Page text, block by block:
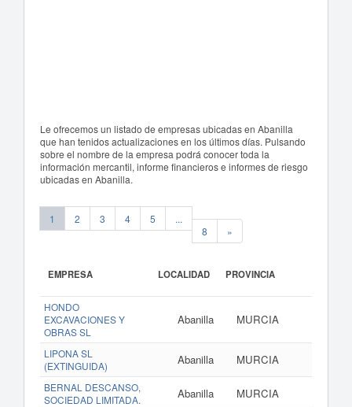
Le ofrecemos un listado de empresas ubicadas en Abanilla
que han tenidos actualizaciones en los últimos días. Pulsando
sobre el nombre de la empresa podrá conocer toda la
información mercantil, informe financieros e informes de riesgo
ubicadas en Abanilla.
1 2 3 4 5
...
8
»
EMPRESA LOCALIDAD PROVINCIA
HONDO
EXCAVACIONES Y
OBRAS SL
Abanilla MURCIA
LIPONA SL
(EXTINGUIDA)
Abanilla MURCIA
BERNAL DESCANSO,
SOCIEDAD LIMITADA.
Abanilla MURCIA